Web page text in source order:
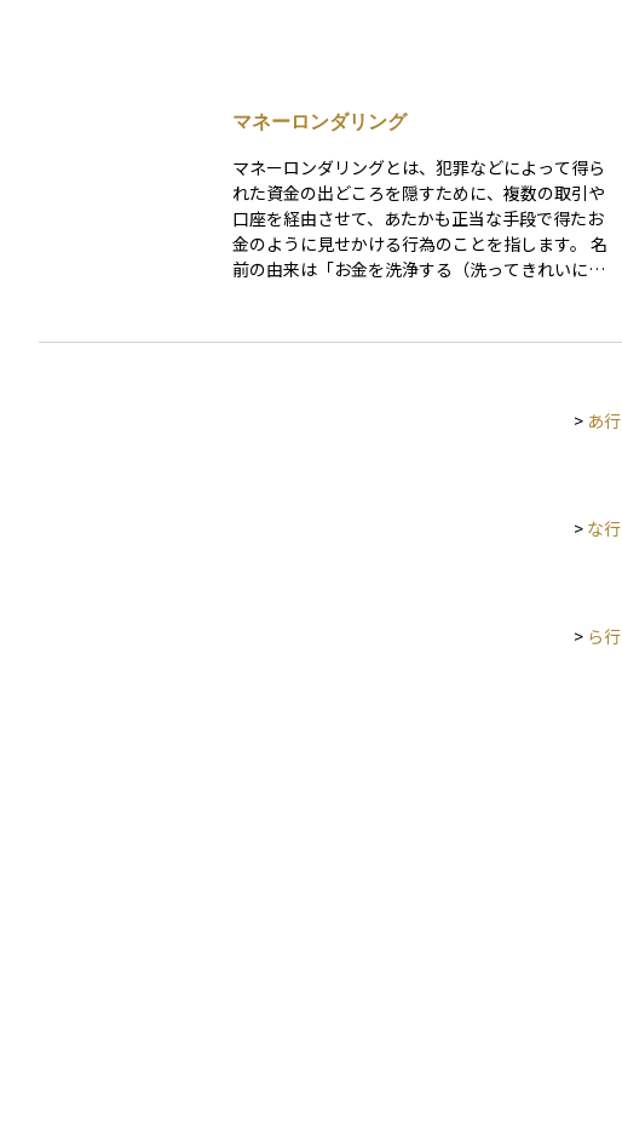
マネーロンダリング
マネーロンダリングとは、犯罪などによって得ら
れた資金の出どころを隠すために、複数の取引や
口座を経由させて、あたかも正当な手段で得たお
金のように見せかける行為のことを指します。 名
前の由来は「お金を洗浄する（洗ってきれいにす
くするのが目的です。 資産運用の現場では、マネ
告など、厳しいルールに従って対応する必要があ
> あ行
> な行
> ら行